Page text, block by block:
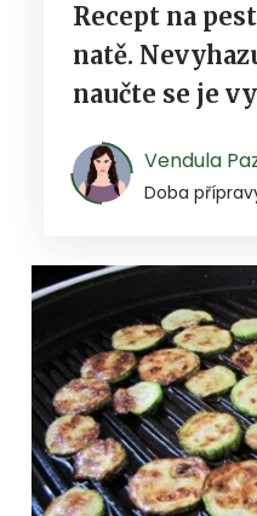
Recept na
natě.
naučte se je
Vendula
Doba